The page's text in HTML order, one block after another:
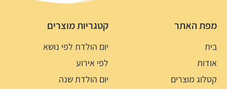
מפת האתר
בית
אודות
קטלוג מוצרים
קטגריות מוצרים
יום הולדת לפי נושא
לפי אירוע
יום הולדת שנה